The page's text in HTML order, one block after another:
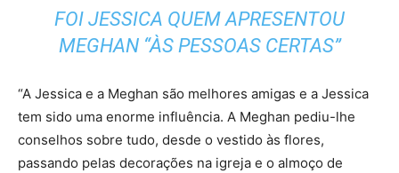
FOI JESSICA QUEM APRESENTOU
MEGHAN “ÀS PESSOAS CERTAS”
“A Jessica e a Meghan são melhores amigas e a Jessica
tem sido uma enorme influência. A Meghan pediu-lhe
conselhos sobre tudo, desde o vestido às flores,
passando pelas decorações na igreja e o almoço de